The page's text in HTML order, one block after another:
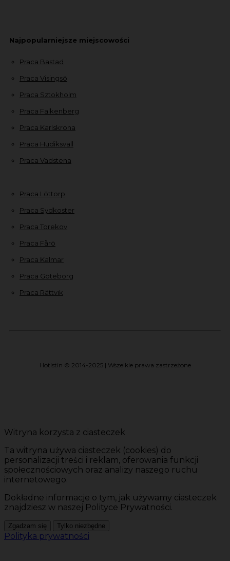
Najpopularniejsze miejscowości
Praca Bastad
Praca Visingsö
Praca Sztokholm
Praca Falkenberg
Praca Karlskrona
Praca Hudiksvall
Praca Vadstena
Praca Löttorp
Praca Sydkoster
Praca Torekov
Praca Fårö
Praca Kalmar
Praca Göteborg
Praca Rättvik
Hotistin © 2014-2025 | Wszelkie prawa zastrzeżone
Witryna korzysta z ciasteczek
Ta witryna używa ciasteczek (cookies) do
personalizacji treści i reklam, oferowania funkcji
społecznościowych oraz analizy naszego ruchu
internetowego.
Dokładne informacje o tym, jak używamy ciasteczek
znajdziesz w naszej Polityce Prywatności.
Zgadzam się Tylko niezbędne
Polityka prywatności